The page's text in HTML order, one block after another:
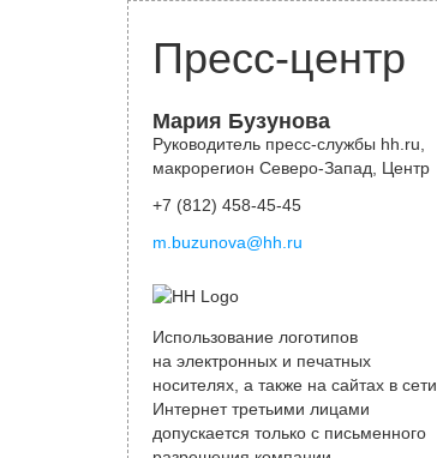
Пресс-центр
Мария Бузунова
Руководитель пресс-службы hh.ru,
макрорегион Северо-Запад, Центр
+7 (812) 458-45-45
m.buzunova@hh.ru
Использование логотипов
на электронных и печатных
носителях, а также на сайтах в сети
Интернет третьими лицами
допускается только с письменного